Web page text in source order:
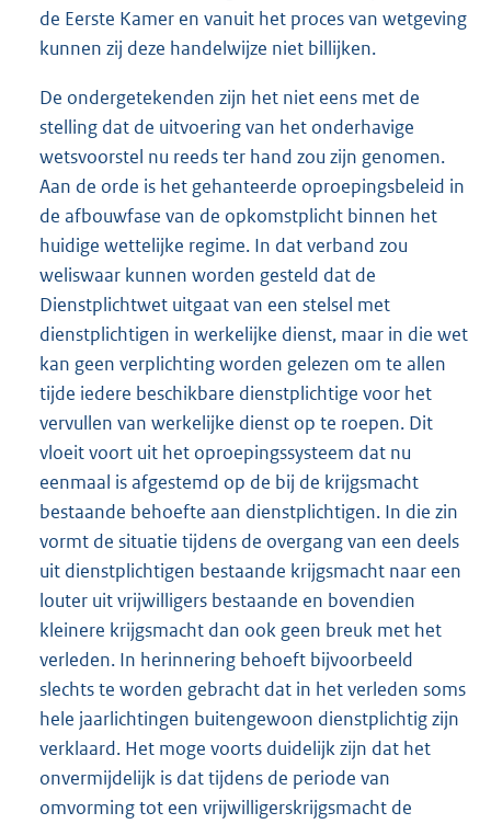
de Eerste Kamer en vanuit het proces van wetgeving
kunnen zij deze handelwijze niet billijken.
De ondergetekenden zijn het niet eens met de
stelling dat de uitvoering van het onderhavige
wetsvoorstel nu reeds ter hand zou zijn genomen.
Aan de orde is het gehanteerde oproepingsbeleid in
de afbouwfase van de opkomstplicht binnen het
huidige wettelijke regime. In dat verband zou
weliswaar kunnen worden gesteld dat de
Dienstplichtwet uitgaat van een stelsel met
dienstplichtigen in werkelijke dienst, maar in die wet
kan geen verplichting worden gelezen om te allen
tijde iedere beschikbare dienstplichtige voor het
vervullen van werkelijke dienst op te roepen. Dit
vloeit voort uit het oproepingssysteem dat nu
eenmaal is afgestemd op de bij de krijgsmacht
bestaande behoefte aan dienstplichtigen. In die zin
vormt de situatie tijdens de overgang van een deels
uit dienstplichtigen bestaande krijgsmacht naar een
louter uit vrijwilligers bestaande en bovendien
kleinere krijgsmacht dan ook geen breuk met het
verleden. In herinnering behoeft bijvoorbeeld
slechts te worden gebracht dat in het verleden soms
hele jaarlichtingen buitengewoon dienstplichtig zijn
verklaard. Het moge voorts duidelijk zijn dat het
onvermijdelijk is dat tijdens de periode van
omvorming tot een vrijwilligerskrijgsmacht de